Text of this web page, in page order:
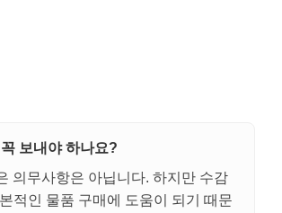
보내야 하나요?
의무사항은 아닙니다. 하지만 수감
적인 물품 구매에 도움이 되기 때문